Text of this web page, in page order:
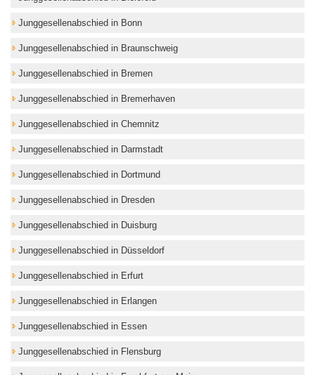
Junggesellenabschied in Bonn
Junggesellenabschied in Braunschweig
Junggesellenabschied in Bremen
Junggesellenabschied in Bremerhaven
Junggesellenabschied in Chemnitz
Junggesellenabschied in Darmstadt
Junggesellenabschied in Dortmund
Junggesellenabschied in Dresden
Junggesellenabschied in Duisburg
Junggesellenabschied in Düsseldorf
Junggesellenabschied in Erfurt
Junggesellenabschied in Erlangen
Junggesellenabschied in Essen
Junggesellenabschied in Flensburg